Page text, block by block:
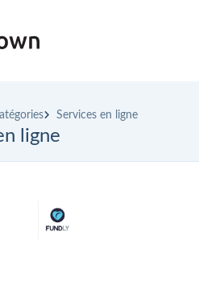
Services en ligne
ligne